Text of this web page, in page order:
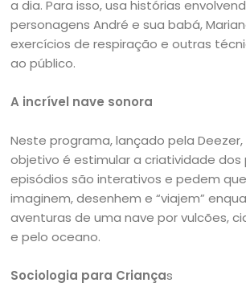
a dia. Para isso, usa histórias
personagens André e sua babá,
exercícios de respiração e outras
ao público.
A incrível nave sonora
Neste programa, lançado pela Deezer,
objetivo é estimular a criatividade dos
episódios são interativos e pedem
imaginem, desenhem e “viajem”
aventuras de uma nave por vulcões,
e pelo oceano.
Sociologia para Crianças